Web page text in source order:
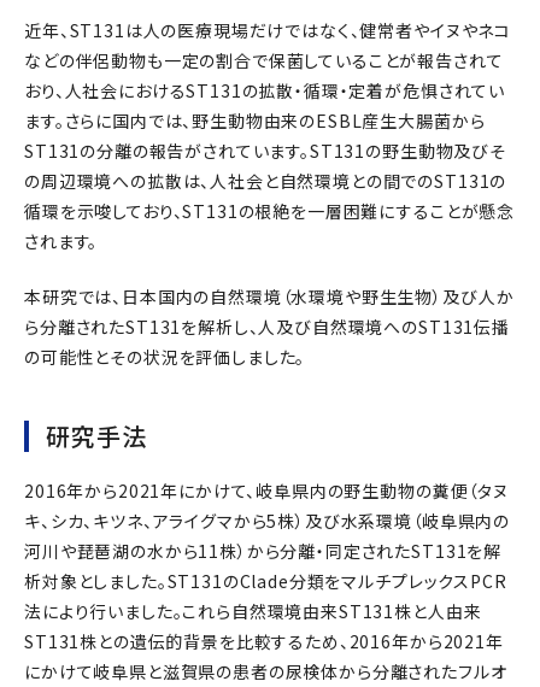
近年、ST131は人の医療現場だけではなく、健常者やイヌやネコ
などの伴侶動物も一定の割合で保菌していることが報告されて
おり、人社会におけるST131の拡散・循環・定着が危惧されてい
ます。さらに国内では、野生動物由来のESBL産生大腸菌から
ST131の分離の報告がされています。ST131の野生動物及びそ
の周辺環境への拡散は、人社会と自然環境との間でのST131の
循環を示唆しており、ST131の根絶を一層困難にすることが懸念
されます。
本研究では、日本国内の自然環境（水環境や野生生物）及び人か
ら分離されたST131を解析し、人及び自然環境へのST131伝播
の可能性とその状況を評価しました。
研究手法
2016年から2021年にかけて、岐阜県内の野生動物の糞便（タヌ
キ、シカ、キツネ、アライグマから5株）及び水系環境（岐阜県内の
河川や琵琶湖の水から11株）から分離・同定されたST131を解
析対象としました。ST131のClade分類をマルチプレックスPCR
法により行いました。これら自然環境由来ST131株と人由来
ST131株との遺伝的背景を比較するため、2016年から2021年
にかけて岐阜県と滋賀県の患者の尿検体から分離されたフルオ